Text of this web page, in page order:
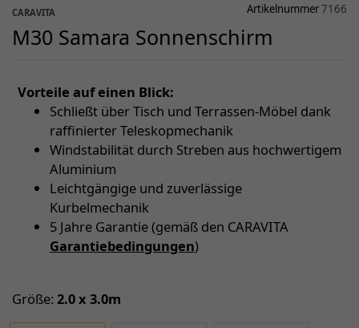
CARAVITA Artikelnummer7166
M30 Samara Sonnenschirm
Vorteile auf einen Blick:
Schließt über Tisch und Terrassen-Möbel dank
raffinierter Teleskopmechanik
Windstabilität durch Streben aus hochwertigem
Aluminium
Leichtgängige und zuverlässige
Kurbelmechanik
5 Jahre Garantie (gemäß den CARAVITA
Garantiebedingungen)
Größe: 2.0 x 3.0m